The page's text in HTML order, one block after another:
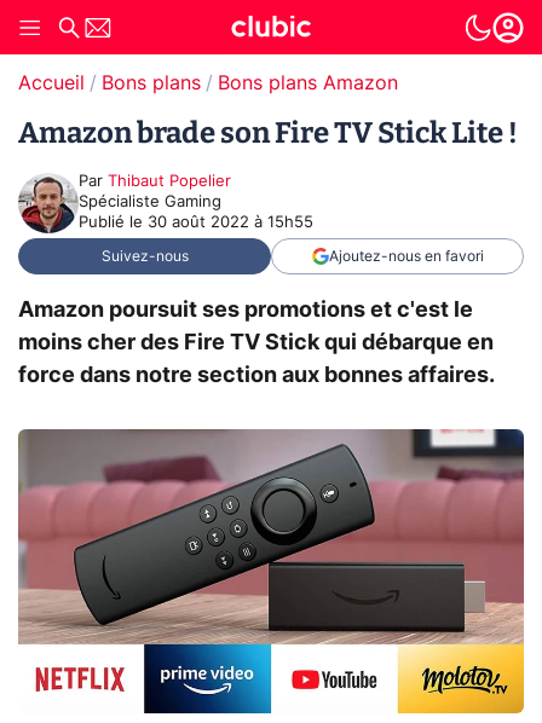
Accueil Bons plans Bons plans Amazon
Amazon brade son Fire TV Stick Lite !
Par Thibaut Popelier
Spécialiste Gaming
Publié le 30 août 2022 à 15h55
Suivez-nous Ajoutez-nous en favori
Amazon poursuit ses promotions et c'est le
moins cher des Fire TV Stick qui débarque en
force dans notre section aux bonnes affaires.